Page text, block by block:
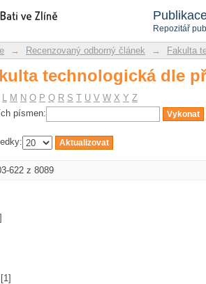
Repozitář
technologická dle
→ Recenzovaný odborný článek → Fakulta
technologická dle
L M N O P Q R S T U V W X Y Z
písmen:
622 z 8089
[1]